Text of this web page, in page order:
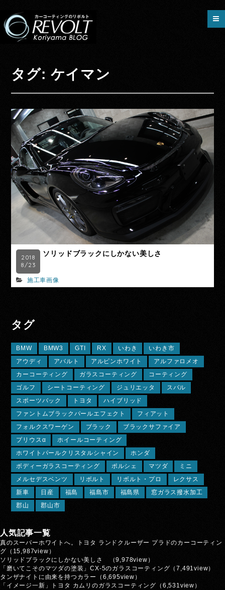
タグ: ケイマン
2018
8/23
ソリッドブラックにしかない美しさ
施工車画像
タグ
BMW BMW3 GTI RX いわき
いわき市
アウディ
アバルト アルピンホワイト
アルファロメオ
カーコーティング
ガラスコーティング
コーティング
ゴルフ
シートコーティング ジュリエッタ
スバル
スポーツバック
トヨタ
ハイブリッド
ファントムブラックパールエフェクト
フィアット
フォルクスワーゲン
ブラック
ブラックサファイア
プリウスα
ホイールコーティング
ホワイトパールクリスタルシャイン
ホンダ
ボディーガラスコーティング
ポルシェ マツダ
ミニ
メルセデスベンツ
リボルト リボルト・プロ
レクサス
新車
日産 福島 福島市 福島県
窓ガラス撥水加工
郡山
郡山市
人気記事一覧
真のスーパーホワイトへ。トヨタ ランドクルーザー プラドのカーコーティン
グ （15,987view）
ソリッドブラックにしかない美しさ
（9,978view）
「磨いてこそのマツダの塗装」CX-5のガラスコーティング （7,491view）
タンザナイトに由来を持つカラー
（6,695view）
「イメージ一新」トヨタ カムリのガラスコーティング （6,531view）